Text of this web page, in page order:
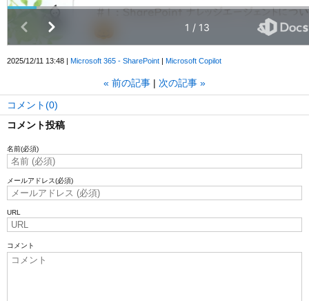
2025/12/11 13:48 Microsoft 365 - SharePoint Microsoft Copilot
« 前の記事 次の記事 »
コメント(0)
コメント投稿
名前(必須)
メールアドレス(必須)
URL
コメント